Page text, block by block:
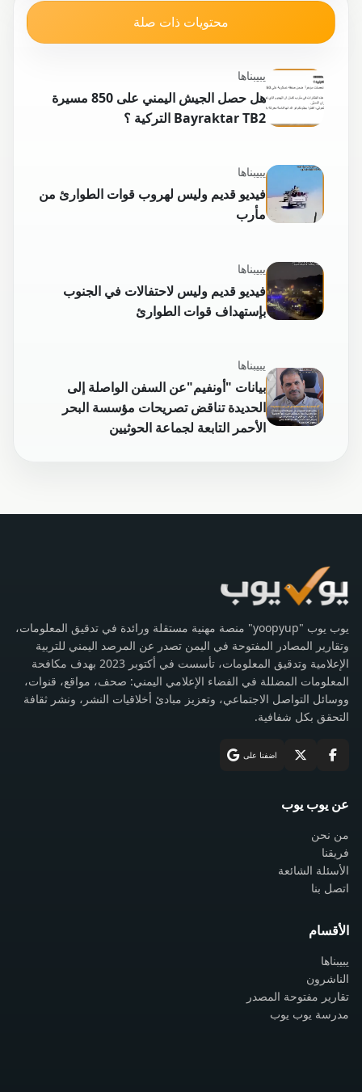
محتويات ذات صلة
يبيبناها
هل حصل الجيش اليمني على 850 مسيرة
Bayraktar TB2 التركية ؟
يبيبناها
فيديو قديم وليس لهروب قوات الطوارئ من
مأرب
يبيبناها
فيديو قديم وليس لاحتفالات في الجنوب
بإستهداف قوات الطوارئ
يبيبناها
بيانات "أونفيم"عن السفن الواصلة إلى
الحديدة تناقض تصريحات مؤسسة البحر
الأحمر التابعة لجماعة الحوثيين
يوب يوب "yoopyup" منصة مهنية مستقلة ورائدة في تدقيق المعلومات،
وتقارير المصادر المفتوحة في اليمن تصدر عن المرصد اليمني للتربية
الإعلامية وتدقيق المعلومات، تأسست في أكتوبر 2023 بهدف مكافحة
المعلومات المضللة في الفضاء الإعلامي اليمني: صحف، مواقع، قنوات،
ووسائل التواصل الاجتماعي، وتعزيز مبادئ أخلاقيات النشر، ونشر ثقافة
التحقق بكل شفافية.
اضفنا على
عن يوب يوب
من نحن
فريقنا
الأسئلة الشائعة
اتصل بنا
الأقسام
يبيبناها
الناشرون
تقارير مفتوحة المصدر
مدرسة يوب يوب